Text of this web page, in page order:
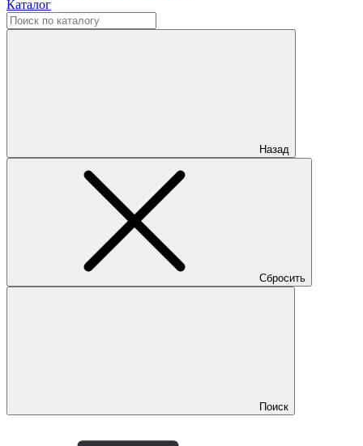
Каталог
Назад
Сбросить
Поиск